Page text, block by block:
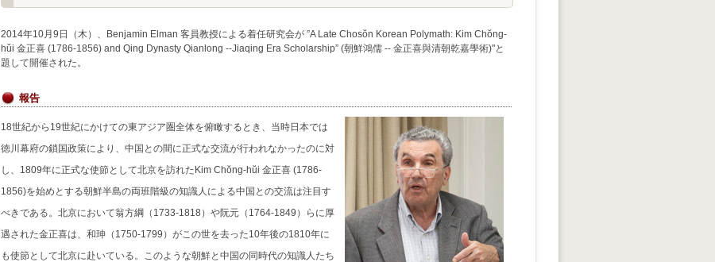
2014年10月9日（木）、Benjamin Elman 客員教授による着任研究会が ”A Late Chosŏn Korean Polymath: Kim Chŏng-
hŭi 金正喜 (1786-1856) and Qing Dynasty Qianlong --Jiaqing Era Scholarship” (朝鮮鴻儒 -- 金正喜與清朝乾嘉學術)"と
題して開催された。
報告
18世紀から19世紀にかけての東アジア圏全体を俯瞰するとき、当時日本では
徳川幕府の鎖国政策により、中国との間に正式な交流が行われなかったのに対
し、1809年に正式な使節として北京を訪れたKim Chŏng-hŭi 金正喜 (1786-
1856)を始めとする朝鮮半島の両班階級の知識人による中国との交流は注目す
べきである。北京において翁方綱（1733-1818）や阮元（1764-1849）らに厚
遇された金正喜は、和珅（1750-1799）がこの世を去った10年後の1810年に
も使節として北京に赴いている。このような朝鮮と中国の同時代の知識人たち